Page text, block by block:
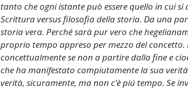
tanto che ogni istante può essere quello in cui si
Scrittura versus filosofia della storia. Da una
storia vera. Perché sarà pur vero che
proprio tempo appreso per mezzo del
concettualmente se non a partire dalla fine e
che ha manifestato compiutamente la sua
verità, sicuramente, ma non c’è piú tempo. Se